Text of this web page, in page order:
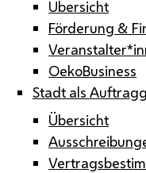
Übersicht
Förderung &
OekoBusiness
Stadt als
Übersicht